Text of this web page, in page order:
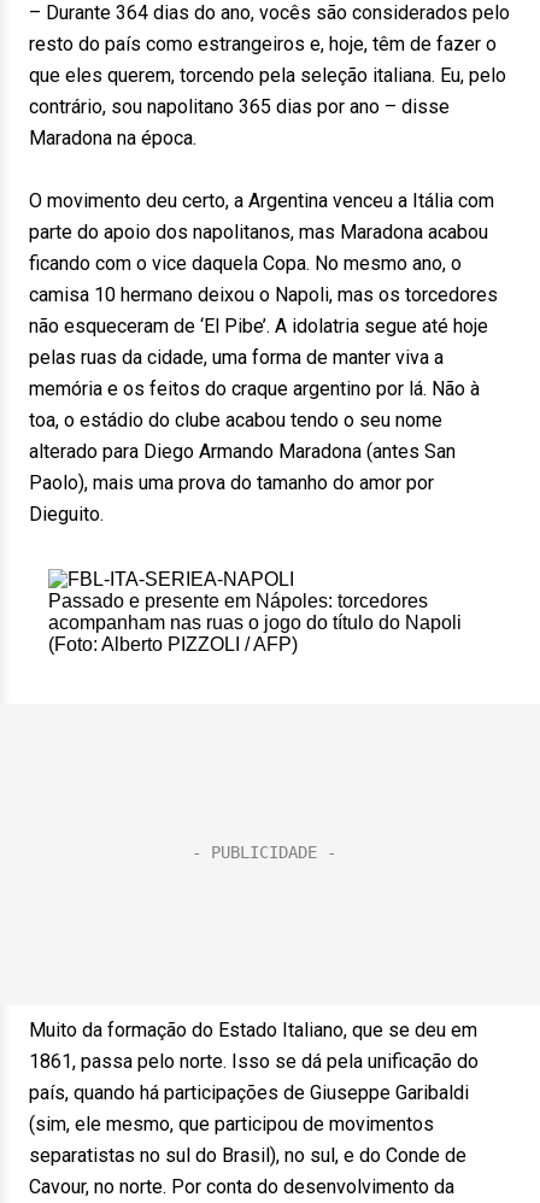
– Durante 364 dias do ano, vocês são considerados pelo
resto do país como estrangeiros e, hoje, têm de fazer o
que eles querem, torcendo pela seleção italiana. Eu, pelo
contrário, sou napolitano 365 dias por ano – disse
Maradona na época.
O movimento deu certo, a Argentina venceu a Itália com
parte do apoio dos napolitanos, mas Maradona acabou
ficando com o vice daquela Copa. No mesmo ano, o
camisa 10 hermano deixou o Napoli, mas os torcedores
não esqueceram de ‘El Pibe’. A idolatria segue até hoje
pelas ruas da cidade, uma forma de manter viva a
memória e os feitos do craque argentino por lá. Não à
toa, o estádio do clube acabou tendo o seu nome
alterado para Diego Armando Maradona (antes San
Paolo), mais uma prova do tamanho do amor por
Dieguito.
Passado e presente em Nápoles: torcedores
acompanham nas ruas o jogo do título do Napoli
(Foto: Alberto PIZZOLI / AFP)
Muito da formação do Estado Italiano, que se deu em
1861, passa pelo norte. Isso se dá pela unificação do
país, quando há participações de Giuseppe Garibaldi
(sim, ele mesmo, que participou de movimentos
separatistas no sul do Brasil), no sul, e do Conde de
Cavour, no norte. Por conta do desenvolvimento da